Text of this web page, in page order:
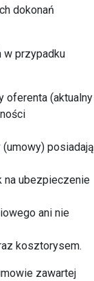
dokonań
w przypadku
oferenta (aktualny
posiadają
na ubezpieczenie
ani nie
kosztorysem.
zawartej